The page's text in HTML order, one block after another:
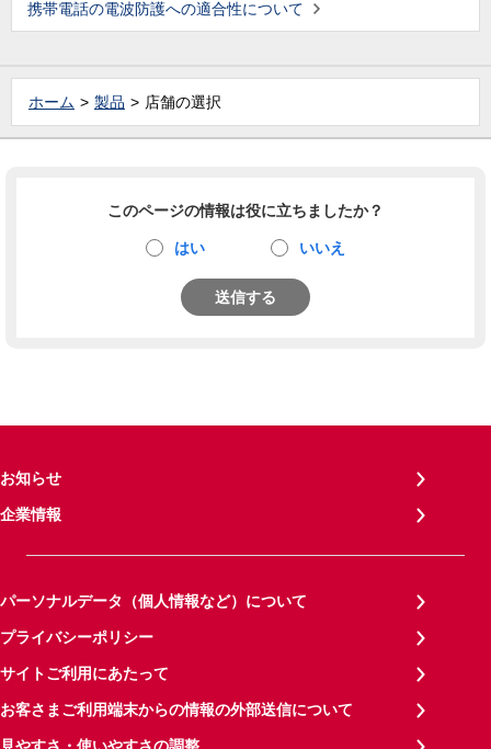
携帯電話の電波防護への適合性について
ホーム 製品 店舗の選択
このページの情報は役に立ちましたか？
はい いいえ
送信する
お知らせ
企業情報
パーソナルデータ（個人情報など）について
プライバシーポリシー
サイトご利用にあたって
お客さまご利用端末からの情報の外部送信について